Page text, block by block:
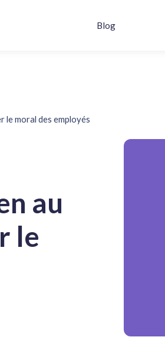
Blog
le moral des employés
au
le